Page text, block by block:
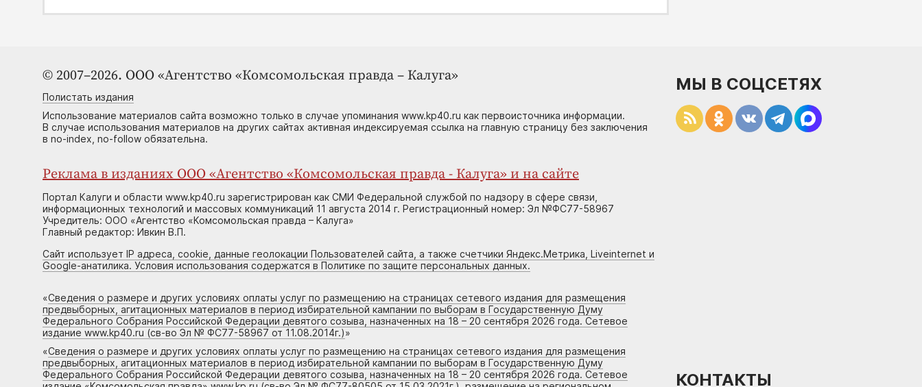
© 2007–2026. ООО «Агентство «Комсомольская правда – Калуга»
Полистать издания
Использование материалов сайта возможно только в случае упоминания www.kp40.ru как первоисточника информации.
В случае использования материалов на других сайтах активная индексируемая ссылка на главную страницу без заключения
в no-index, no-follow обязательна.
Реклама в изданиях ООО «Агентство «Комсомольская правда - Калуга» и на сайте
Портал Калуги и области www.kp40.ru зарегистрирован как СМИ Федеральной службой по надзору в сфере связи,
информационных технологий и массовых коммуникаций 11 августа 2014 г. Регистрационный номер: Эл №ФС77-58967
Учредитель: ООО «Агентство «Комсомольская правда – Калуга»
Главный редактор: Ивкин В.П.
Сайт использует IP адреса, cookie, данные геолокации Пользователей сайта, а также счетчики Яндекс.Метрика, Liveinternet и
Google-анатилика. Условия использования содержатся в Политике по защите персональных данных.
«Сведения о размере и других условиях оплаты услуг по размещению на страницах сетевого издания для размещения
предвыборных, агитационных материалов в период избирательной кампании по выборам в Государственную Думу
Федерального Собрания Российской Федерации девятого созыва, назначенных на 18 – 20 сентября 2026 года. Сетевое
издание www.kp40.ru (св-во Эл № ФС77-58967 от 11.08.2014г.)»
«Сведения о размере и других условиях оплаты услуг по размещению на страницах сетевого издания для размещения
предвыборных, агитационных материалов в период избирательной кампании по выборам в Государственную Думу
Федерального Собрания Российской Федерации девятого созыва, назначенных на 18 – 20 сентября 2026 года. Сетевое
МЫ В СОЦСЕТЯХ
КОНТАКТЫ